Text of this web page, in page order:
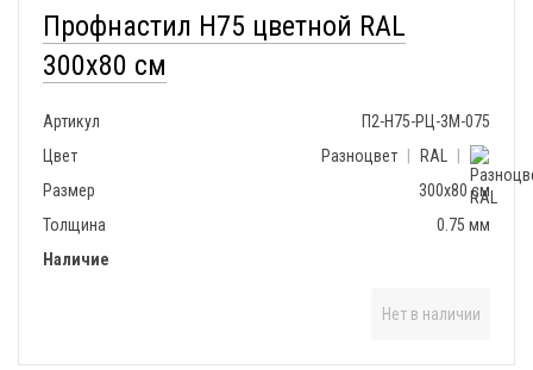
Профнастил H75 цветной RAL
300x80 см
Артикул
П2-Н75-РЦ-3М-075
Цвет
Разноцвет RAL
Размер
300x80 см
Толщина
0.75 мм
Наличие
Нет в наличии